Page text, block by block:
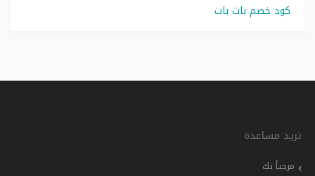
كود خصم بات بات
تريد مساعدة
مرحباً بك